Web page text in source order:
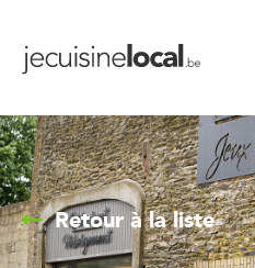
Retour à la liste